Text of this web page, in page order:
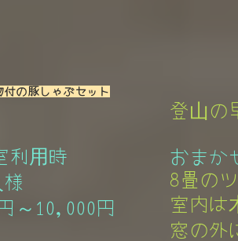
の豚しゃぶセット
用時
10,000円
登山の
おまか
8畳のツ
室内は
窓の外